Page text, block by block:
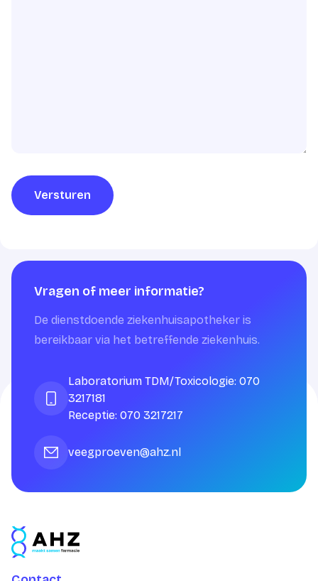
Versturen
Vragen of meer informatie?
De dienstdoende ziekenhuisapotheker is
bereikbaar via het betreffende ziekenhuis.
Laboratorium TDM/Toxicologie: 070
3217181
Receptie: 070 3217217
veegproeven@ahz.nl